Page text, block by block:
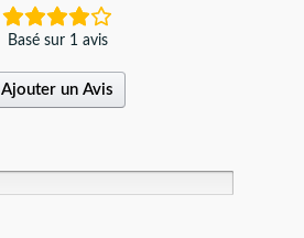
Basé sur 1 avis
Ajouter un Avis